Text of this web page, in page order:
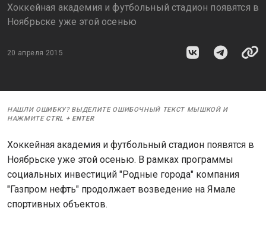
Хоккейная академия и футбольный стадион появятся в
Ноябрьске уже этой осенью
20 апреля 2015
НАШЛИ ОШИБКУ? ВЫДЕЛИТЕ ОШИБОЧНЫЙ ТЕКСТ МЫШКОЙ И
НАЖМИТЕ CTRL + ENTER
Хоккейная академия и футбольный стадион появятся в
Ноябрьске уже этой осенью. В рамках программы
социальных инвестиций "Родные города" компания
"Газпром нефть" продолжает возведение на Ямале
спортивных объектов.